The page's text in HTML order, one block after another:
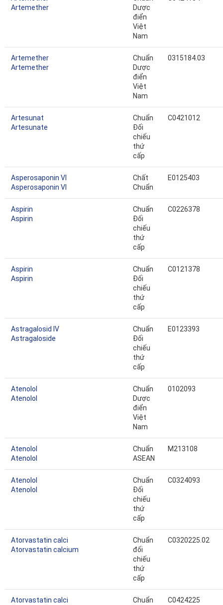
Artemether
Dược
điển
Việt
Nam
Artemether
Artemether
Chuẩn
Dược
điển
Việt
Nam
0315184.03
Artesunat
Artesunate
Chuẩn
Đối
chiếu
thứ
cấp
C0421012
Asperosaponin VI
Asperosaponin VI
Chất
Chuẩn
E0125403
Aspirin
Aspirin
Chuẩn
Đối
chiếu
thứ
cấp
C0226378
Aspirin
Aspirin
Chuẩn
Đối
chiếu
thứ
cấp
C0121378
Astragalosid IV
Astragaloside
Chuẩn
Đối
chiếu
thứ
cấp
E0123393
Atenolol
Atenolol
Chuẩn
Dược
điển
Việt
Nam
0102093
Atenolol
Atenolol
Chuẩn
ASEAN
M213108
Atenolol
Atenolol
Chuẩn
Đối
chiếu
thứ
cấp
C0324093
Atorvastatin calci
Atorvastatin calcium
Chuẩn
đối
chiếu
thứ
cấp
C0320225.02
Atorvastatin calci
Chuẩn
C0424225